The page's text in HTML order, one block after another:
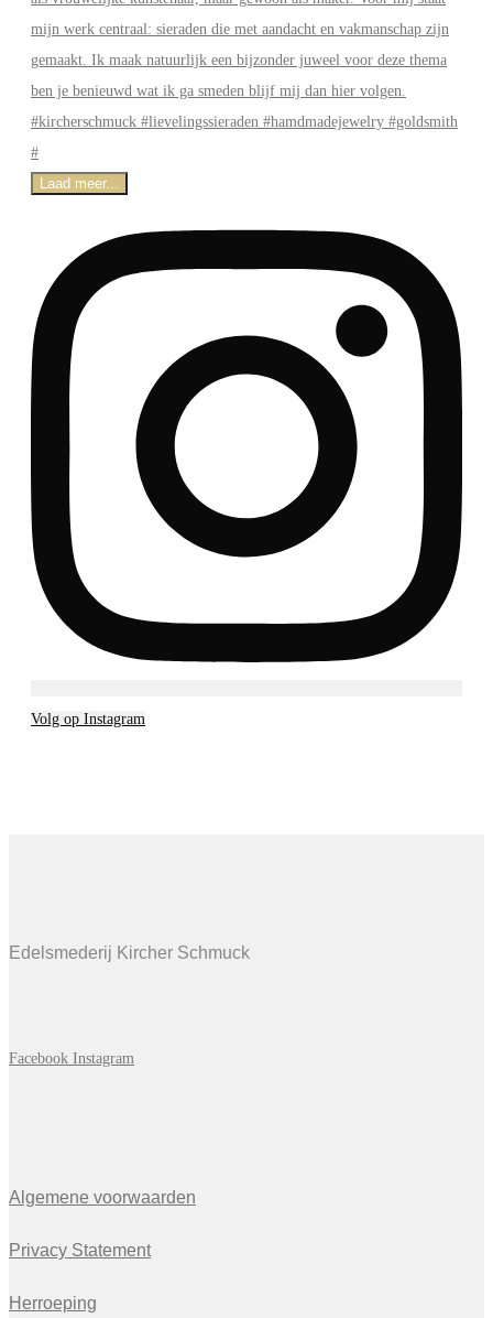
Laad meer...
Volg op Instagram
Edelsmederij Kircher Schmuck
Facebook Instagram
Algemene voorwaarden
Privacy Statement
Herroeping